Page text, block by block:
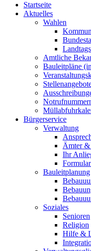
Startseite
Aktuelles
Wahlen
Amtliche
Bauleitpläne
Bürgerservice
Verwaltung
Ämter &
Ihr
Bauleitplanung
Soziales
Senioren
Religion
Hilfe &